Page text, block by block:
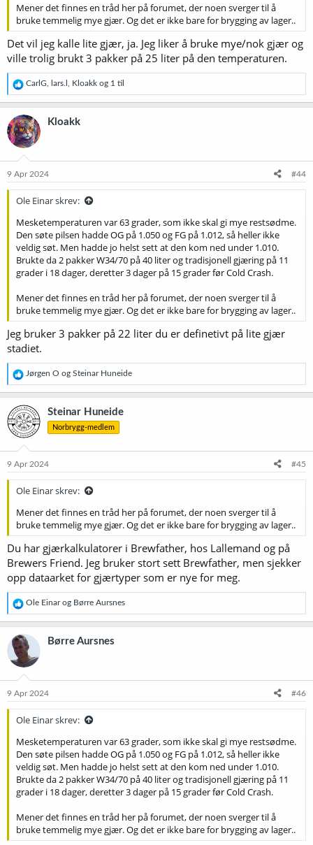
Mener det finnes en tråd her på forumet, der noen sverger til å
bruke temmelig mye gjær. Og det er ikke bare for brygging av lager..
Det vil jeg kalle lite gjær, ja. Jeg liker å bruke mye/nok gjær og
ville trolig brukt 3 pakker på 25 liter på den temperaturen.
R
e
a
k
s
j
o
e
CarlG lars.l Kloakk og 1 til
Kloakk
9 Apr 2024 #44
Ole Einar skrev:
Mesketemperaturen var 63 grader, som ikke skal gi mye restsødme.
Den søte pilsen hadde OG på 1.050 og FG på 1.012, så heller ikke
veldig søt. Men hadde jo helst sett at den kom ned under 1.010.
Brukte da 2 pakker W34/70 på 40 liter og tradisjonell gjæring på 11
grader i 18 dager, deretter 3 dager på 15 grader før Cold Crash.
Mener det finnes en tråd her på forumet, der noen sverger til å
bruke temmelig mye gjær. Og det er ikke bare for brygging av lager..
Jeg bruker 3 pakker på 22 liter du er definetivt på lite gjær
stadiet.
R
e
a
k
s
j
o
e
Jørgen O og Steinar Huneide
Steinar Huneide
Norbrygg-medlem
9 Apr 2024 #45
Ole Einar skrev:
Mener det finnes en tråd her på forumet, der noen sverger til å
bruke temmelig mye gjær. Og det er ikke bare for brygging av lager..
Du har gjærkalkulatorer i Brewfather, hos Lallemand og på
Brewers Friend. Jeg bruker stort sett Brewfather, men sjekker
opp dataarket for gjærtyper som er nye for meg.
R
e
a
k
s
o
e
Ole Einarog Børre Aursnes
Børre Aursnes
9 Apr 2024 #46
Ole Einar skrev:
Mesketemperaturen var 63 grader, som ikke skal gi mye restsødme.
Den søte pilsen hadde OG på 1.050 og FG på 1.012, så heller ikke
veldig søt. Men hadde jo helst sett at den kom ned under 1.010.
Brukte da 2 pakker W34/70 på 40 liter og tradisjonell gjæring på 11
grader i 18 dager, deretter 3 dager på 15 grader før Cold Crash.
Mener det finnes en tråd her på forumet, der noen sverger til å
bruke temmelig mye gjær. Og det er ikke bare for brygging av lager..